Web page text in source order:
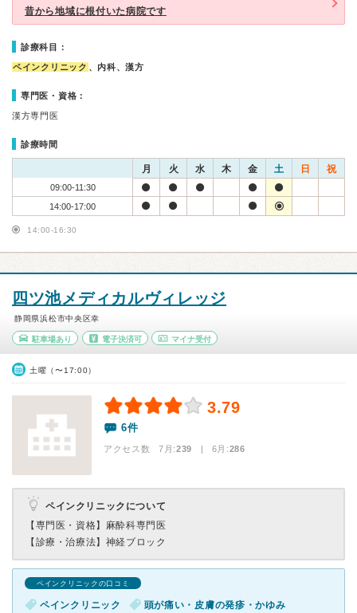
昔から地域に根付いた病院です
診療科目：
ペインクリニック 、内科、漢方
専門医・資格：
漢方専門医
診療時間
月 火 水 木 金 土 日 祝
09:00-11:30
14:00-17:00
14:00-16:30
四ツ池メディカルヴィレッジ
静岡県浜松市中央区幸
駐車場あり 電子決済可 マイナ受付
土曜（〜17:00）
3.79
6件
アクセス数 7月:239 | 6月:286
ペインクリニックについて
【専門医・資格】 麻酔科専門医
【診療・治療法】 神経ブロック
ペインクリニックの口コミ
ペインクリニック
頭が痛い・皮膚の発疹・かゆみ